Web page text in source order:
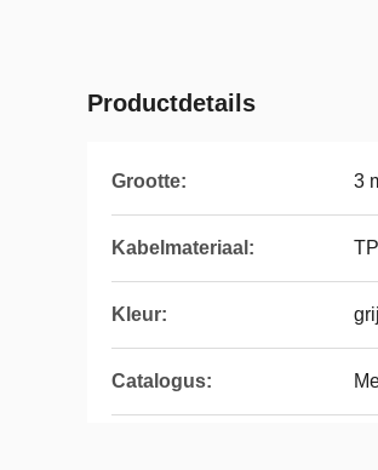
Productdetails
Grootte: 3
Kabelmateriaal:
Kleur:
Catalogus: